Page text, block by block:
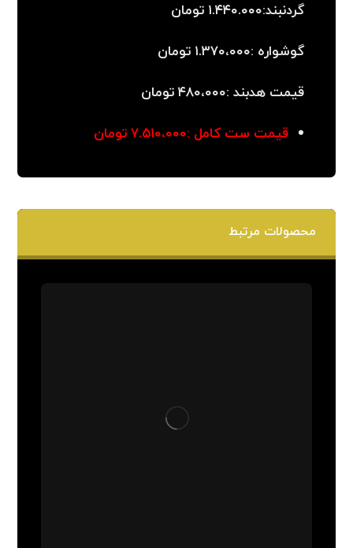
گردنبند:۱.۴۴۰.۰۰۰ تومان
گوشواره :۱.۳۷۰،۰۰۰ تومان
قیمت هدبند :۴۸۰،۰۰۰ تومان
قیمت ست کامل :۷.۵۱۰،۰۰۰ تومان
محصولات مرتبط